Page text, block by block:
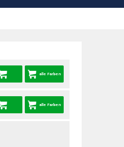
alle Farben
alle Farben